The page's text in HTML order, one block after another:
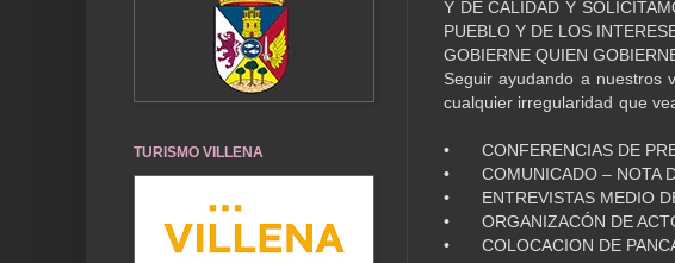
Y DE CALIDAD Y
PUEBLO Y DE LOS
GOBIERNE QUIEN
Seguir ayudando a nuestros
cualquier irregularidad
•
CONFERENCIAS DE
•
COMUNICADO – NOTA
•
ENTREVISTAS MEDIO
•
ORGANIZACÓN DE
•
COLOCACION DE
TURISMO VILLENA